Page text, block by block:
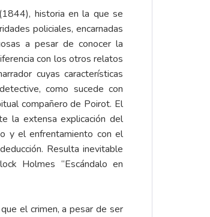
historia en la que se
policiales, encarnadas
a pesar de conocer la
con los otros relatos
cuyas características
como sucede con
compañero de Poirot. El
la extensa explicación del
y el enfrentamiento con el
Resulta inevitable
Holmes “Escándalo en
el crimen, a pesar de ser